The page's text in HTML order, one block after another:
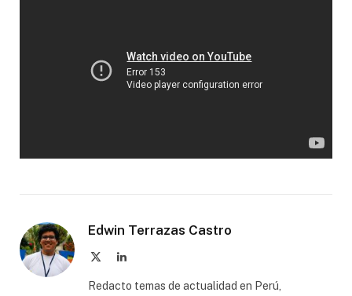
Edwin Terrazas Castro
LinkedIn
Redacto temas de actualidad en Perú,